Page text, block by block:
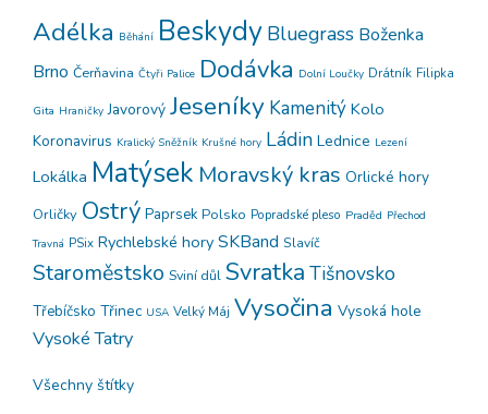
Adélka Běhání Beskydy Bluegrass Boženka
Brno Čerňavina Čtyři Palice Dodávka Dolní Loučky Drátník Filipka
Gita Hraničky Javorový Jeseníky Kamenitý Kolo
Koronavirus Kralický Sněžník Krušné hory Ládin Lednice Lezení
Lokálka Matýsek Moravský kras Orlické hory
Orličky Ostrý Paprsek Polsko Popradské pleso Praděd Přechod
Travná PSix Rychlebské hory SKBand Slavíč
Staroměstsko Sviní důl Svratka Tišnovsko
Třebíčsko Třinec USA Velký Máj Vysočina Vysoká hole
Vysoké Tatry
Všechny štítky